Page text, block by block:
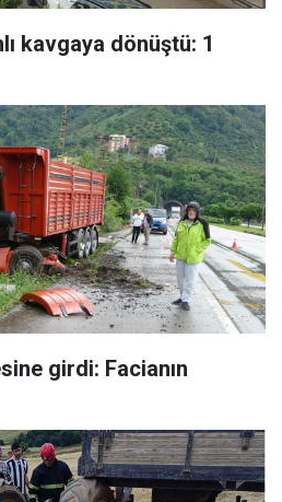
kavgaya dönüştü: 1
girdi: Facianın